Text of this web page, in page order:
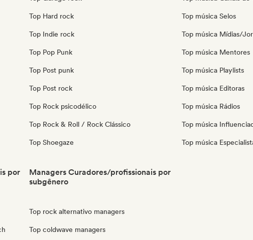
Top Hard rock
Top Indie rock
Top Pop Punk
Top Post punk
Top Post rock
Top Rock psicodélico
Top Rock & Roll / Rock Clássico
Top Shoegaze
Top música Selos
Top música Mídias/
Top música Mentores
Top música Playlists
Top música Editoras
Top música Rádios
Top música
Top música
por
Managers Curadores/profissionais por
subgênero
Top rock alternativo managers
Top coldwave managers